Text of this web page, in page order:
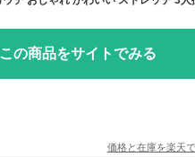
この商品をサイトでみる
価格と在庫を楽天